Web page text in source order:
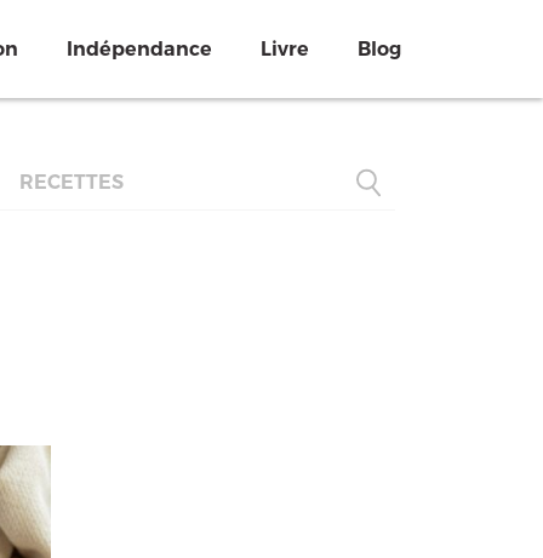
Indépendance Livre Blog
RECETTES